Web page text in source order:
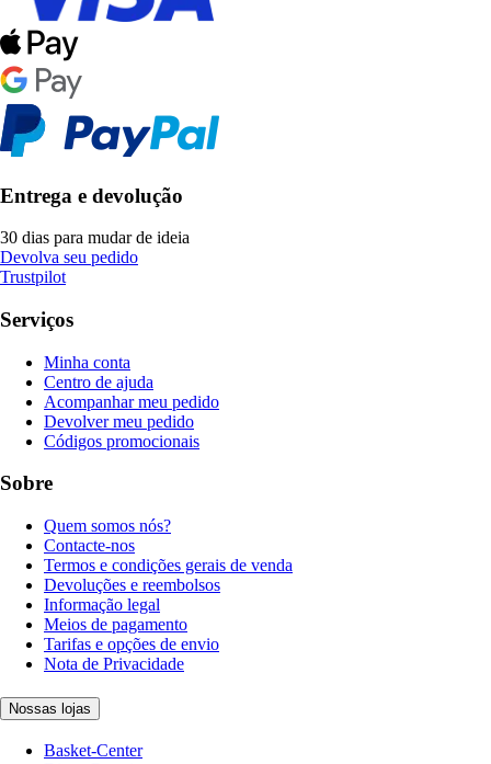
Entrega e devolução
30 dias para mudar de ideia
Devolva seu pedido
Trustpilot
Serviços
Minha conta
Centro de ajuda
Acompanhar meu pedido
Devolver meu pedido
Códigos promocionais
Sobre
Quem somos nós?
Contacte-nos
Termos e condições gerais de venda
Devoluções e reembolsos
Informação legal
Meios de pagamento
Tarifas e opções de envio
Nota de Privacidade
Nossas lojas
Basket-Center